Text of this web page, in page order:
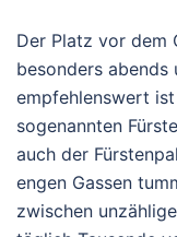
Der Platz vor dem
besonders abends
empfehlenswert
sogenannten
auch der
engen Gassen
zwischen